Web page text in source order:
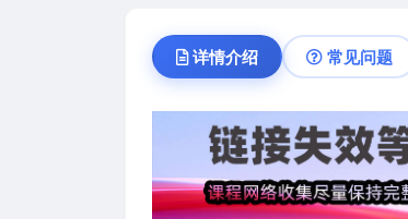
详情介绍 常见问题